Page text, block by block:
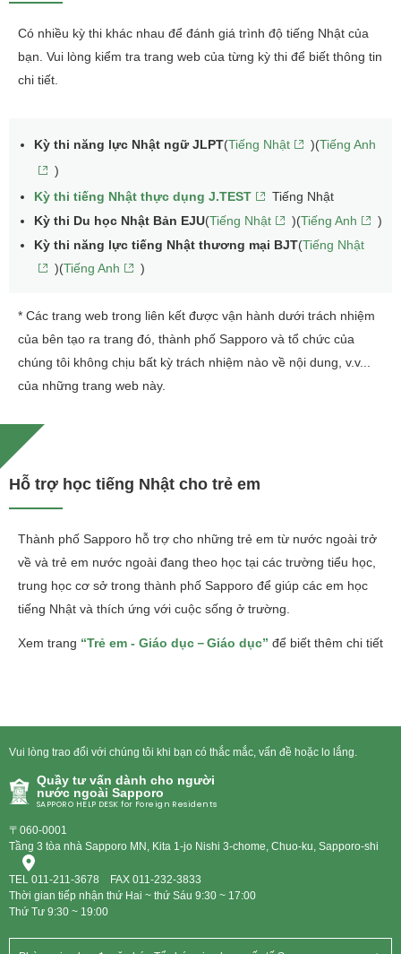
Có nhiều kỳ thi khác nhau để đánh giá trình độ tiếng Nhật của
bạn. Vui lòng kiểm tra trang web của từng kỳ thi để biết thông tin
chi tiết.
Kỳ thi năng lực Nhật ngữ JLPT(Tiếng Nhật )(Tiếng Anh
)
Kỳ thi tiếng Nhật thực dụng J.TEST
Tiếng Nhật
Kỳ thi Du học Nhật Bản EJU(Tiếng Nhật )(Tiếng Anh
)
Kỳ thi năng lực tiếng Nhật thương mại BJT(Tiếng Nhật
)(Tiếng Anh )
* Các trang web trong liên kết được vận hành dưới trách nhiệm
của bên tạo ra trang đó, thành phố Sapporo và tổ chức của
chúng tôi không chịu bất kỳ trách nhiệm nào về nội dung, v.v...
của những trang web này.
Hỗ trợ học tiếng Nhật cho trẻ em
Thành phố Sapporo hỗ trợ cho những trẻ em từ nước ngoài trở
về và trẻ em nước ngoài đang theo học tại các trường tiểu học,
trung học cơ sở trong thành phố Sapporo để giúp các em học
tiếng Nhật và thích ứng với cuộc sống ở trường.
Xem trang “Trẻ em - Giáo dục－Giáo dục” để biết thêm chi tiết
Vui lòng trao đổi với chúng tôi khi bạn có thắc mắc, vấn đề hoặc lo lắng.
Quầy tư vấn dành cho người
nước ngoài Sapporo
SAPPORO HELP DESK for Foreign Residents
〒060-0001
Tầng 3 tòa nhà Sapporo MN, Kita 1-jo Nishi 3-chome, Chuo-ku, Sapporo-shi
TEL 011-211-3678 FAX 011-232-3833
Thời gian tiếp nhận thứ Hai ~ thứ Sáu 9:30 ~ 17:00
Thứ Tư 9:30 ~ 19:00